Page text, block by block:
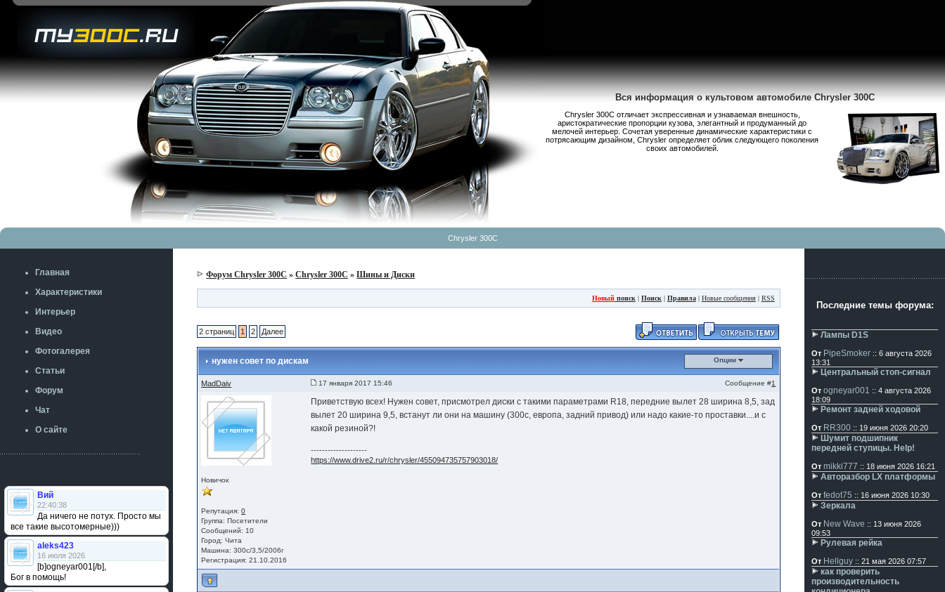
Вся информация о культовом автомобиле Chrysler 300C
Chrysler 300С отличает экспрессивная и узнаваемая внешность,
аристократические пропорции кузова, элегантный и продуманный до
мелочей интерьер. Сочетая уверенные динамические характеристики с
потрясающим дизайном, Chrysler определяет облик следующего поколения
своих автомобилей.
Chrysler 300C
Главная
Характеристики
Интерьер
Видео
Фотогалерея
Статьи
Форум
Чат
О сайте
Вий
22:40:38
Да ничего не потух. Просто мы
все такие высотомерные)))
aleks423
16 июля 2026
[b]ogneyar001[/b],
Бог в помощь!
Форум Chrysler 300C »Chrysler 300C »Шины и Диски
Новыйпоиск| Поиск| Правила| Новые сообщения| RSS
2 страниц 1 2 Далее
нужен совет по дискам Опции
MadDaiv 17 января 2017 15:46 Сообщение #1
Новичок
Репутация:0
Группа:Посетители
Сообщений: 10
Город: Чита
Машина: 300с/3,5/2006г
Регистрация: 21.10.2016
Приветствую всех! Нужен совет, присмотрел диски с такими параметрами R18, передние вылет 28 ширина 8,5, зад
вылет 20 ширина 9,5, встанут ли они на машину (300с, европа, задний привод) или надо какие-то проставки....и с
какой резиной?!
--------------------
https://www.drive2.ru/r/chrysler/455094735757903018/
Последние темы форума:
Лампы D1S
От PipeSmoker :: 6 августа 2026
13:31
Центральный стоп-сигнал
От ogneyar001 :: 4 августа 2026
18:09
Ремонт задней ходовой
От RR300 :: 19 июня 2026 20:20
Шумит подшипник
передней ступицы. Help!
От mikki777 :: 18 июня 2026 16:21
Авторазбор LX платформы
От fedot75 :: 16 июня 2026 10:30
Зеркала
От New Wave :: 13 июня 2026
09:53
Рулевая рейка
От Hellguy :: 21 мая 2026 07:57
как проверить
производительность